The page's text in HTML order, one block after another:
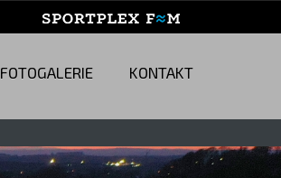
FOTOGALERIE KONTAKT